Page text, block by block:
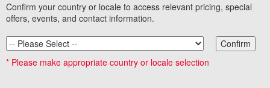
ガイドのダウンロード
す。そのままブラウザから保存してください。
Confirm your country or locale to access relevant pricing, special
offers, events, and contact information.
Confirm
* Please make appropriate country or locale selection